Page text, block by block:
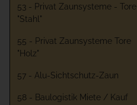
53 - Privat Zaunsysteme - Tore
"Stahl"
55 - Privat Zaunsysteme Tore
"Holz"
57 - Alu-Sichtschutz-Zaun
58 - Baulogistik Miete / Kauf